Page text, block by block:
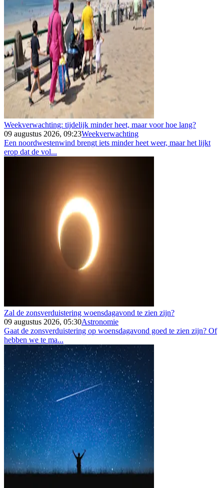
Weekverwachting: tijdelijk minder heet, maar voor hoe lang?
09 augustus 2026, 09:23Weekverwachting
Een noordwestenwind brengt iets minder heet weer, maar het lijkt
erop dat de vol...
Zal de zonsverduistering woensdagavond te zien zijn?
09 augustus 2026, 05:30Astronomie
Gaat de zonsverduistering op woensdagavond goed te zien zijn? Of
hebben we te ma...